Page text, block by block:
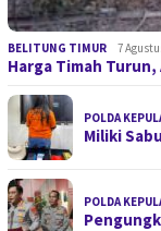
BELITUNG TIMUR 7
Harga Timah
POLDA
Miliki
POLDA